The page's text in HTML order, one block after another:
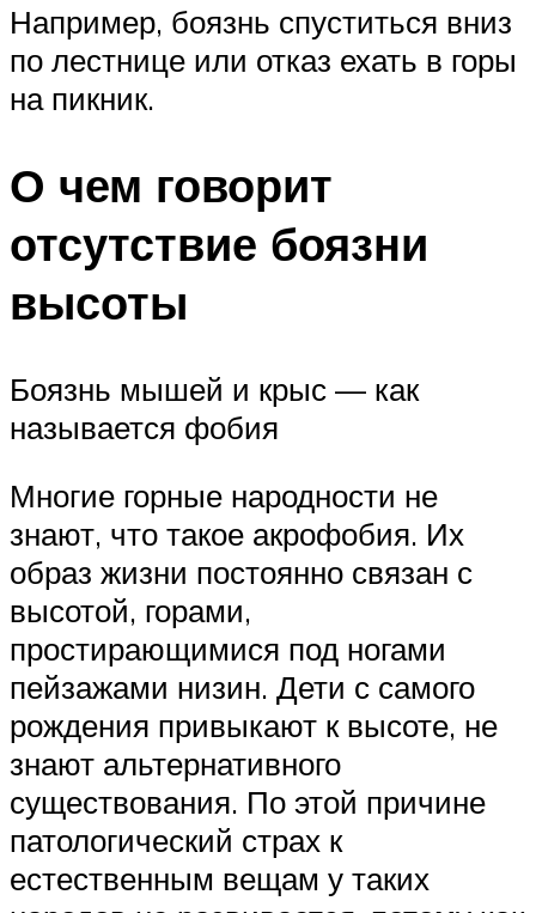
Например, боязнь спуститься вниз
по лестнице или отказ ехать в горы
на пикник.
О чем говорит
отсутствие боязни
высоты
Боязнь мышей и крыс — как
называется фобия
Многие горные народности не
знают, что такое акрофобия. Их
образ жизни постоянно связан с
высотой, горами,
простирающимися под ногами
пейзажами низин. Дети с самого
рождения привыкают к высоте, не
знают альтернативного
существования. По этой причине
патологический страх к
естественным вещам у таких